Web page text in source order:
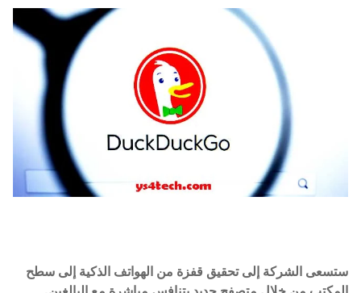
ستسعى الشركة إلى تحقيق قفزة من الهواتف الذكية إلى سطح